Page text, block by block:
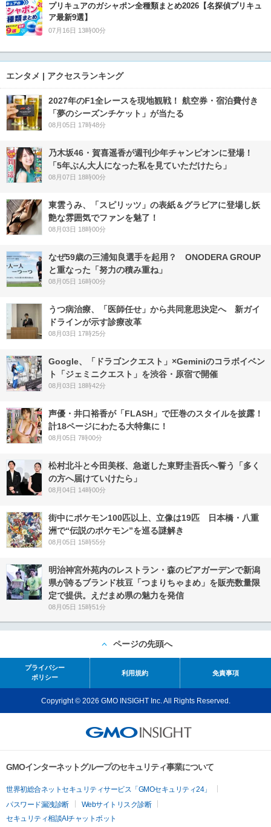
プリキュアのガシャポン全種類まとめ2026【名探偵プリキュ
ア最新9選】
07月16日 13時00分
エンタメ | アクセスランキング
2027年のF1全レースを現地観戦！ 航空券・宿泊費付き
「夢のシーズンチケット」が当たる
08月05日 17時48分
乃木坂46・賀喜遥香が週刊少年チャンピオンに登場！
「5年ぶん大人になった私を見ていただけたら」
08月07日 18時00分
東雲うみ、「スピリッツ」の表紙＆グラビアに登場し妖
艶な雰囲気でファンを魅了！
08月03日 18時00分
なぜ59歳の三浦知良選手を起用？ ONODERA GROUP
と重なった「努力の積み重ね」
08月05日 16時00分
うつ病治療、「医師任せ」から共同意思決定へ 新ガイ
ドラインが示す診療改革
08月03日 17時25分
Google、「ドラゴンクエスト」×Geminiのコラボイベン
ト「ジェミニクエスト」を渋谷・原宿で開催
08月03日 18時42分
声優・井口裕香が「FLASH」で圧巻のスタイルを披露！
計18ページにわたる大特集に！
08月05日 7時00分
松村北斗と今田美桜、急逝した東野圭吾氏へ誓う「多く
の方へ届けていけたら」
08月04日 14時00分
街中にポケモン100匹以上、立像は19匹 日本橋・八重
洲で“伝説のポケモン”を巡る謎解き
08月05日 15時55分
明治神宮外苑内のレストラン・森のビアガーデンで新潟
県が誇るブランド枝豆「つまりちゃまめ」を販売数量限
定で提供。えだまめ県の魅力を発信
08月05日 15時51分
ページの先頭へ
プライバシー
ポリシー
利用規約 免責事項
Copyright © 2026 GMO INSIGHT Inc. All Rights Reserved.
GMOインターネットグループのセキュリティ事業について
世界初総合ネットセキュリティサービス「GMOセキュリティ24」
パスワード漏洩診断
Webサイトリスク診断
セキュリティ相談AIチャットボット